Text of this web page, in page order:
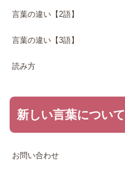
言葉の違い【2語】
言葉の違い【3語】
読み方
新しい言葉について
お問い合わせ